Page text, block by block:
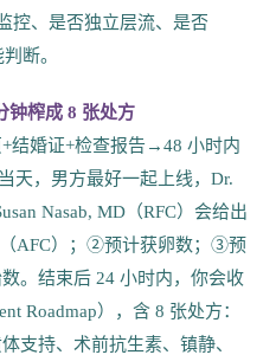
、是否独立层流、是否
断。
榨成 8 张处方
结婚证+检查报告→48 小时内
天，男方最好一起上线，Dr.
Nasab, MD（RFC）会给出
AFC）；②预计获卵数；③预
。结束后 24 小时内，你会收
Roadmap），含 8 张处方：
支持、术前抗生素、镇静、